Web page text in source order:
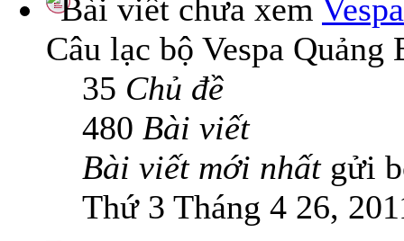
Câu lạc bộ Vespa Quảng
35 Chủ đề
480 Bài viết
Bài viết mới nhấtgửi
Thứ 3 Tháng 4 26,